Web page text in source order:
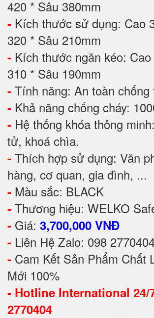
420 * Sâu 380mm
- Kích thước sử dụng: Cao
320 * Sâu 210mm
- Kích thước ngăn kéo:
310 * Sâu 190mm
- Tính năng: An toàn chống
- Khả năng chống cháy:
- Hệ thống khóa thông
tử, khoá chìa.
- Thích hợp sử dụng: Văn
hàng, cơ quan, gia đình, ...
- Màu sắc: BLACK
- Thương hiệu: WELKO
- Giá: 3,700,000 VNĐ
- Liên Hệ Zalo: 098
- Cam Kết Sản Phẩm Chất
Mới 100%
- Hotline International 24/
2770404